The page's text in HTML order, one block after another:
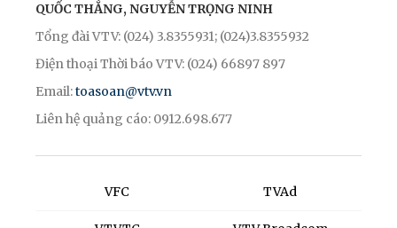
QUỐC THẮNG, NGUYỄN TRỌNG NINH
Tổng đài VTV: (024) 3.8355931; (024)3.8355932
Điện thoại Thời báo VTV: (024) 66897 897
Email:toasoan@vtv.vn
Liên hệ quảng cáo: 0912.698.677
VFC TVAd